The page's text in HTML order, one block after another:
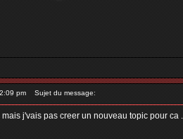
pm Sujet du message:
j'vais pas creer un nouveau topic pour ca